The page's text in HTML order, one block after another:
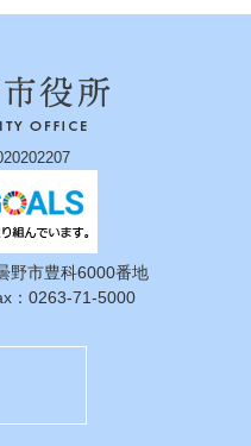
市豊科6000番地
：0263-71-5000